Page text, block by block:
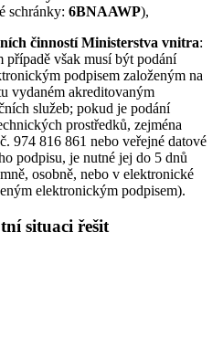
schránky: 6BNAAWP),
činností Ministerstva vnitra:
případě však musí být podání
podpisem založeným na
vydaném akreditovaným
služeb; pokud je podání
prostředků, zejména
974 816 861 nebo veřejné datové
podpisu, je nutné jej do 5 dnů
osobně, nebo v elektronické
elektronickým podpisem).
situaci řešit